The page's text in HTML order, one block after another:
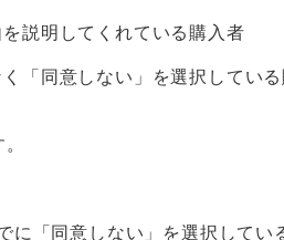
を説明してくれている購入者
「同意しない」を選択してい
に「同意しない」を選択してい